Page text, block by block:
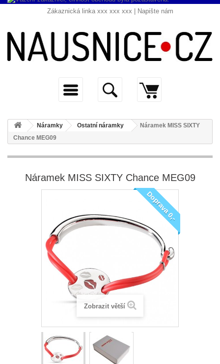
Zákaznická linka xxx xxx xxx | Napište nám
Náramky Ostatní náramky
Náramek MISS SIXTY
Chance MEG09
Náramek MISS SIXTY Chance MEG09
Doprava 0,-
Zobrazit větší